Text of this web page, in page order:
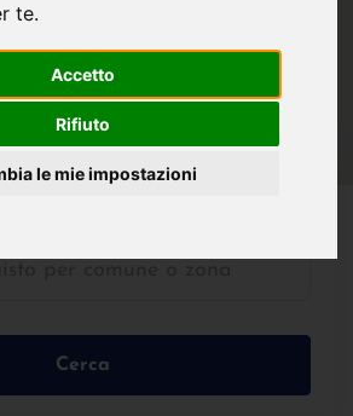
te.
Accetto
Rifiuto
le mie impostazioni
IN AFFITTO
Cerca